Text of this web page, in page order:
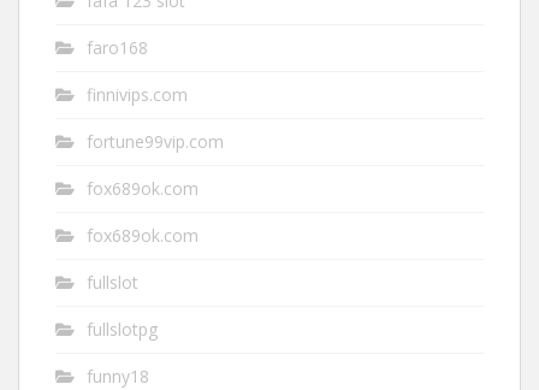
faro168
finnivips.com
fortune99vip.com
fox689ok.com
fox689ok.com
fullslot
fullslotpg
funny18